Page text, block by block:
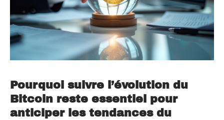
Pourquoi suivre l’évolution du
Bitcoin reste essentiel pour
anticiper les tendances du